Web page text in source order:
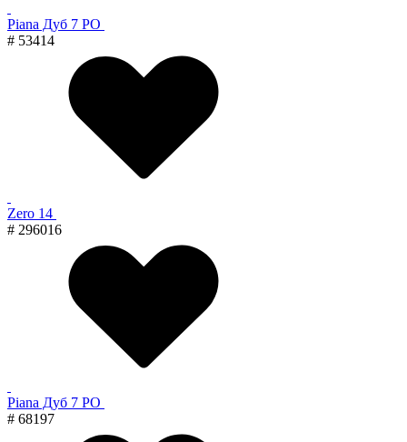
Piana Дуб 7 PO
# 53414
Zero 14
# 296016
Piana Дуб 7 PO
# 68197